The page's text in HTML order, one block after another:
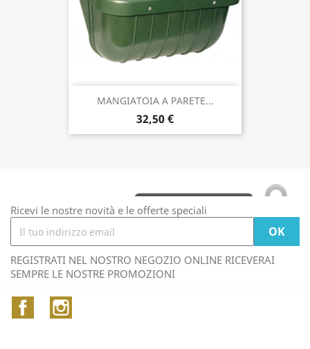
MANGIATOIA A PARETE...
32,50 €
Ricevi le nostre novità e le offerte speciali
REGISTRATI NEL NOSTRO NEGOZIO ONLINE RICEVERAI
SEMPRE LE NOSTRE PROMOZIONI
Facebook